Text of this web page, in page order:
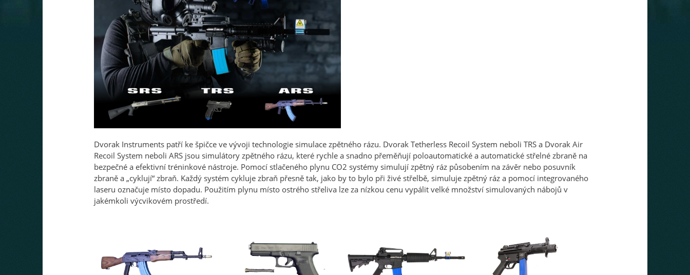
Dvorak Instruments patří ke špičce ve vývoji technologie simulace zpětného rázu. Dvorak Tetherless Recoil System neboli TRS a Dvorak Air
Recoil System neboli ARS jsou simulátory zpětného rázu, které rychle a snadno přeměňují poloautomatické a automatické střelné zbraně na
bezpečné a efektivní tréninkové nástroje. Pomocí stlačeného plynu CO2 systémy simulují zpětný ráz působením na závěr nebo posuvník
zbraně a „cyklují“ zbraň. Každý systém cykluje zbraň přesně tak, jako by to bylo při živé střelbě, simuluje zpětný ráz a pomocí integrovaného
laseru označuje místo dopadu. Použitím plynu místo ostrého střeliva lze za nízkou cenu vypálit velké množství simulovaných nábojů v
jakémkoli výcvikovém prostředí.